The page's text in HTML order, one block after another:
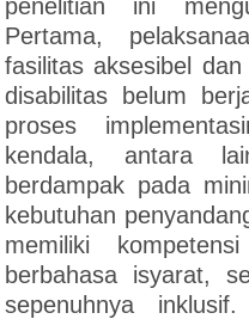
penelitian ini
Pertama,
fasilitas aksesibel
disabilitas belum
proses
kendala, antara
berdampak pada
kebutuhan
memiliki
berbahasa isyarat,
sepenuhnya